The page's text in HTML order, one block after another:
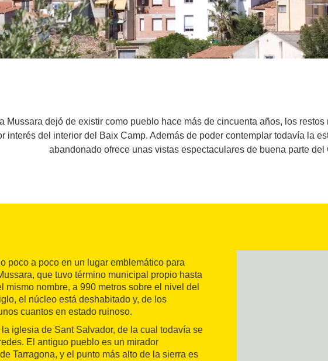
Mussara dejó de existir como pueblo hace más de cincuenta años, los
interés del interior del Baix Camp. Además de poder contemplar todavía la
abandonado ofrece unas vistas espectaculares de buena parte del
poco a poco en un lugar emblemático para
que tuvo término municipal propio hasta
mismo nombre, a 990 metros sobre el nivel del
el núcleo está deshabitado y, de los
cuantos en estado ruinoso.
iglesia de Sant Salvador, de la cual todavía se
El antiguo pueblo es un mirador
Tarragona, y el punto más alto de la sierra es